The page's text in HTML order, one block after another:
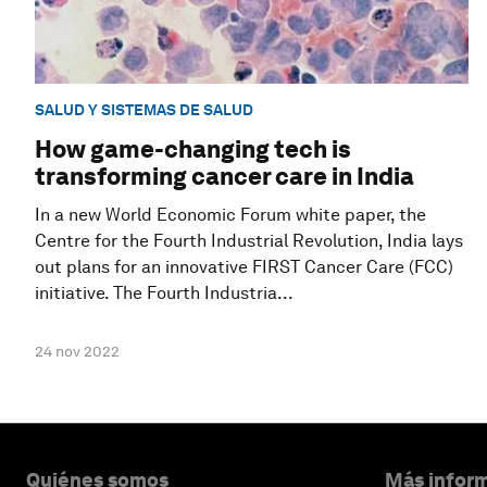
SALUD Y SISTEMAS DE SALUD
How game-changing tech is
transforming cancer care in India
In a new World Economic Forum white paper, the
Centre for the Fourth Industrial Revolution, India lays
out plans for an innovative FIRST Cancer Care (FCC)
initiative. The Fourth Industria...
24 nov 2022
Quiénes somos Más